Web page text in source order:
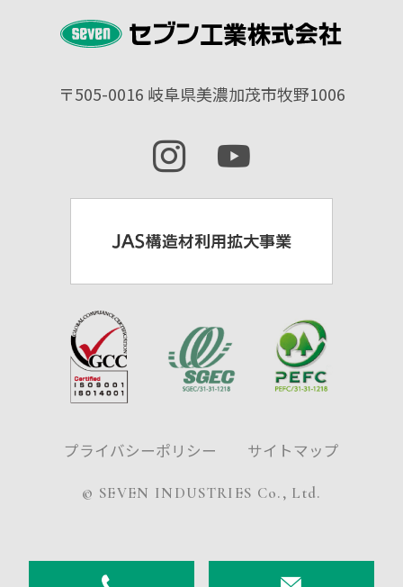
〒505-0016 岐阜県美濃加茂市牧野1006
プライバシーポリシー サイトマップ
© SEVEN INDUSTRIES Co., Ltd.